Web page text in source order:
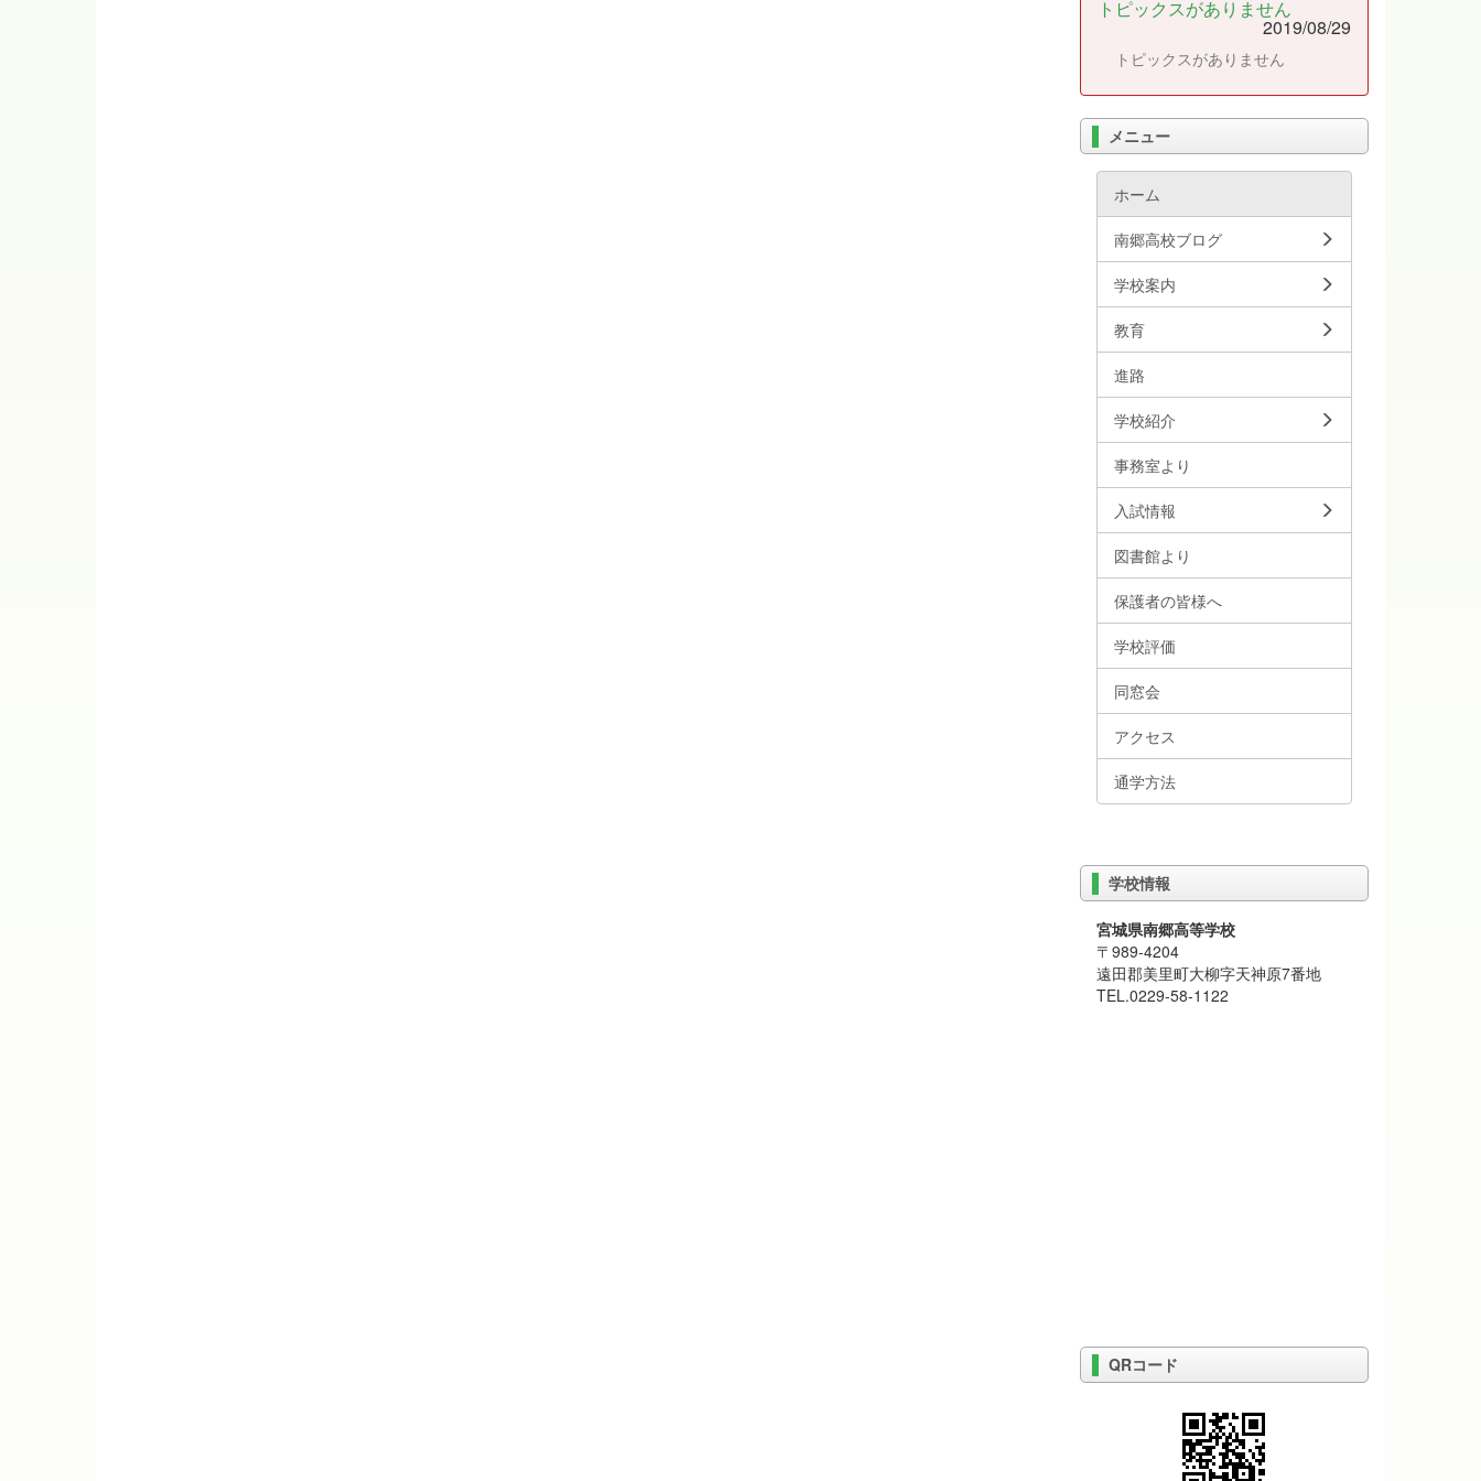
トピックスがありません
2019/08/29
トピックスがありません
メニュー
ホーム
南郷高校ブログ
学校案内
教育
進路
学校紹介
事務室より
入試情報
図書館より
保護者の皆様へ
学校評価
同窓会
アクセス
通学方法
学校情報
宮城県南郷高等学校
〒989-4204
遠田郡美里町大柳字天神原7番地
TEL.0229-58-1122
QRコード